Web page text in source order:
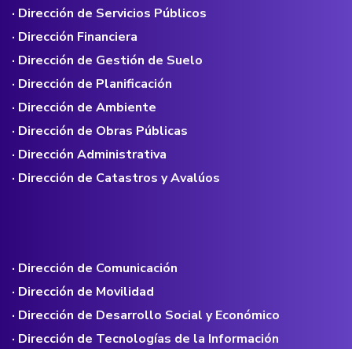
· Dirección de Servicios Públicos
· Dirección Financiera
· Dirección de Gestión de Suelo
· Dirección de Planificación
· Dirección de Ambiente
· Dirección de Obras Públicas
· Dirección Administrativa
· Dirección de Catastros y Avalúos
· Dirección de Comunicación
· Dirección de Movilidad
· Dirección de Desarrollo Social y Económico
· Dirección de Tecnologías de la Información